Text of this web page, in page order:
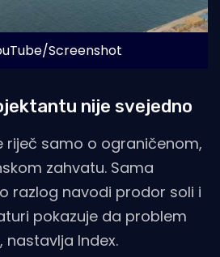
Screenshot
nije svejedno
riječ samo o ograničenom,
zahvatu. Sama
razlog navodi prodor soli i
pokazuje da problem
nastavlja Index.